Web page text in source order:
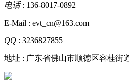
电话: 136-8017-0892
E-Mail : evt_cn@163.com
QQ : 3236827855
地址 : 广东省佛山市顺德区容桂街